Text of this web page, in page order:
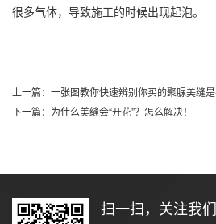
很多气体，导致施工的时候出现起泡。
上一篇：一张图教你快速辨别你买的聚脲美缝
下一篇：为什么美缝会“开花”？怎么解决！
扫一扫，关注我们